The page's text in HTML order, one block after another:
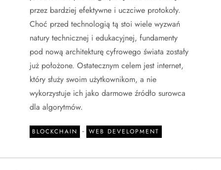
przez bardziej efektywne i uczciwe protokoły.
Choć przed technologią tą stoi wiele wyzwań
natury technicznej i edukacyjnej, fundamenty
pod nową architekturę cyfrowego świata zostały
już położone. Ostatecznym celem jest internet,
który służy swoim użytkownikom, a nie
wykorzystuje ich jako darmowe źródło surowca
dla algorytmów.
BLOCKCHAIN - WEB DEVELOPMENT